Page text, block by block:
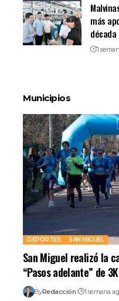
más
década
1
Municipios
DEPORTES SAN MIGUEL
San Miguel realizó la
“Pasos adelante” de 3K
ByRedacción 1 semana